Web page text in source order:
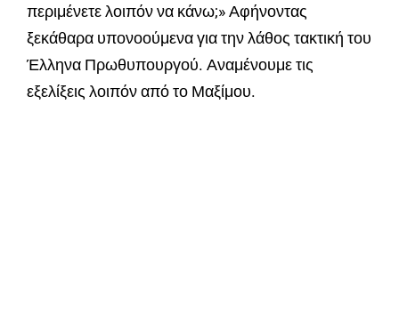
περιμένετε λοιπόν να κάνω;» Αφήνοντας
ξεκάθαρα υπονοούμενα για την λάθος τακτική του
Έλληνα Πρωθυπουργού. Αναμένουμε τις
εξελίξεις λοιπόν από το Μαξίμου.